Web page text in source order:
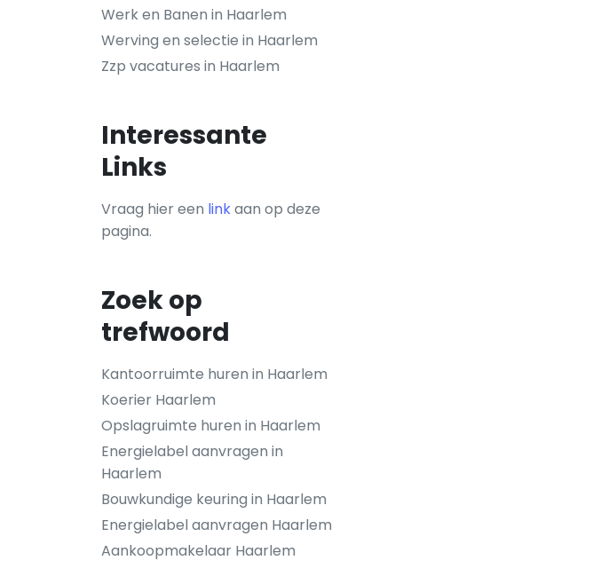
Werk en Banen in Haarlem
Werving en selectie in Haarlem
Zzp vacatures in Haarlem
Interessante
Links
Vraag hier een linkaan op deze
pagina.
Zoek op
trefwoord
Kantoorruimte huren in Haarlem
Koerier Haarlem
Opslagruimte huren in Haarlem
Energielabel aanvragen in
Haarlem
Bouwkundige keuring in Haarlem
Energielabel aanvragen Haarlem
Aankoopmakelaar Haarlem